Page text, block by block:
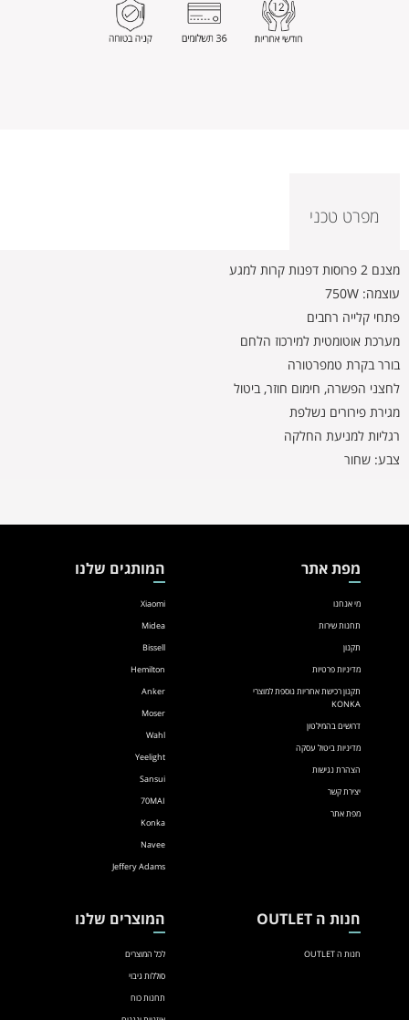
מפרט טכני
מצנם 2 פרוסות דפנות קרות למגע
עוצמה: 750W
פתחי קלייה רחבים
מערכת אוטומטית למירכוז הלחם
בורר בקרת טמפרטורה
לחצני הפשרה, חימום חוזר, ביטול
מגירת פירורים נשלפת
רגליות למניעת החלקה
צבע: שחור
מפת אתר
מי אנחנו
תחנות שירות
תקנון
מדיניות פרטיות
תקנון רכישת אחריות נוספת למוצרי
KONKA
דרושים בהמילטון
מדיניות ביטול עסקה
הצהרת נגישות
יצירת קשר
מפת אתר
המותגים שלנו
Xiaomi
Midea
Bissell
Hemilton
Anker
Moser
Wahl
Yeelight
Sansui
70MAI
Konka
Navee
Jeffery Adams
חנות ה OUTLET
חנות ה OUTLET
המוצרים שלנו
לכל המוצרים
סוללות גיבוי
תחנות כוח